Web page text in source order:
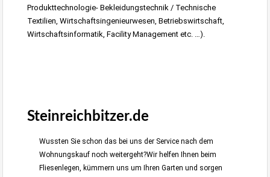
Produkttechnologie- Bekleidungstechnik / Technische
Textilien, Wirtschaftsingenieurwesen, Betriebswirtschaft,
Wirtschaftsinformatik, Facility Management etc. …).
Steinreichbitzer.de
Wussten Sie schon das bei uns der Service nach dem
Wohnungskauf noch weitergeht?Wir helfen Ihnen beim
Fliesenlegen, kümmern uns um Ihren Garten und sorgen